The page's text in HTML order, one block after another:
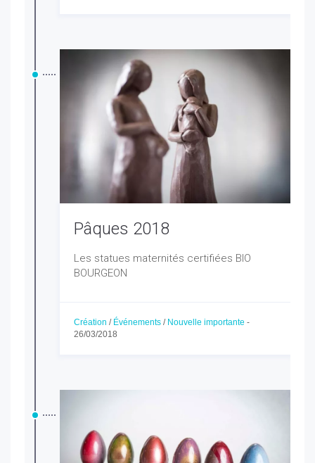
Pâques 2018
Les statues maternités certifiées BIO
BOURGEON
Création / Événements / Nouvelle importante -
26/03/2018